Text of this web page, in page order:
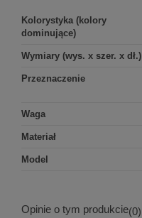
Kolorystyka (kolory
dominujące)
Wymiary (wys. x szer. x dł.)
Przeznaczenie
Waga
Materiał
Model
Opinie o tym produkcie(0)